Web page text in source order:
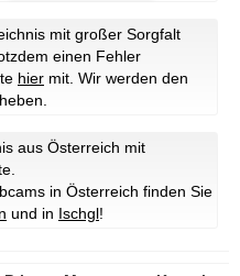
mit großer Sorgfalt
einen Fehler
hier mit. Wir werden den
aus Österreich mit
in Österreich finden Sie
und in Ischgl!